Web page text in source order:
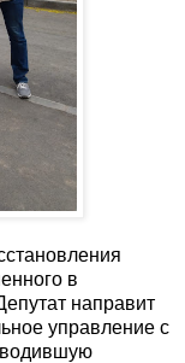
в
направит
управление с